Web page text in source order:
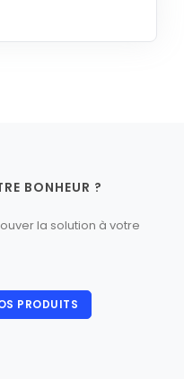
BONHEUR ?
la solution à votre
PRODUITS